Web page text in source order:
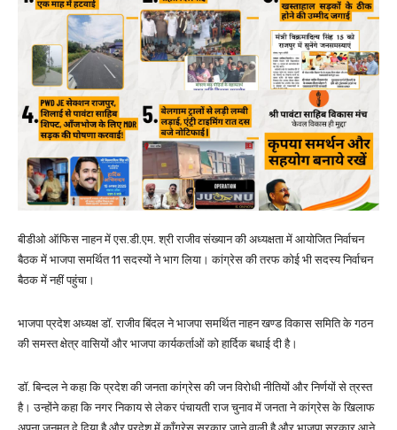
बीडीओ ऑफिस नाहन में एस.डी.एम. श्री राजीव संख्यान की अध्यक्षता में आयोजित निर्वाचन
बैठक में भाजपा समर्थित 11 सदस्यों ने भाग लिया। कांग्रेस की तरफ कोई भी सदस्य निर्वाचन
बैठक में नहीं पहुंचा।
भाजपा प्रदेश अध्यक्ष डॉ. राजीव बिंदल ने भाजपा समर्थित नाहन खण्ड विकास समिति के गठन
की समस्त क्षेत्र वासियों और भाजपा कार्यकर्ताओं को हार्दिक बधाई दी है।
डॉ. बिन्दल ने कहा कि प्रदेश की जनता कांग्रेस की जन विरोधी नीतियों और निर्णयों से त्रस्त
है। उन्होंने कहा कि नगर निकाय से लेकर पंचायती राज चुनाव में जनता ने कांग्रेस के खिलाफ